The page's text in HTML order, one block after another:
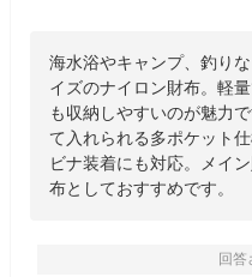
海水浴やキャンプ、釣り
イズのナイロン財布。軽
も収納しやすいのが魅力
て入れられる多ポケット
ビナ装着にも対応。メイ
布としておすすめです。
回答